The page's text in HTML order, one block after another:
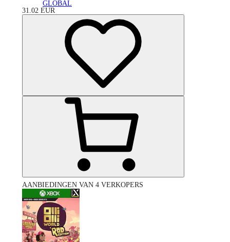
GLOBAL
31.02 EUR
AANBIEDINGEN VAN 4 VERKOPERS